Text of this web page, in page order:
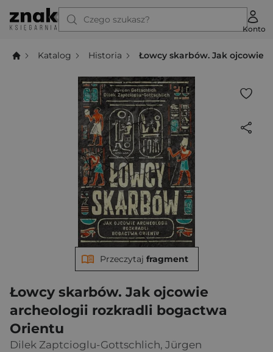
Czego szukasz?
Konto
Katalog Historia Łowcy skarbów. Jak ojcowie
Łowcy skarbów. Jak ojcowie
archeologii rozkradli bogactwa
Orientu
Dilek Zaptcioglu-Gottschlich, Jürgen
Przeczytaj fragment